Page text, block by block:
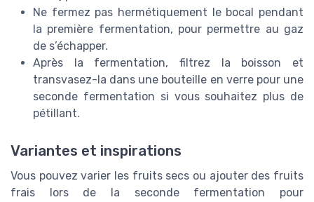
Ne fermez pas hermétiquement le bocal pendant
la première fermentation, pour permettre au gaz
de s’échapper.
Après la fermentation, filtrez la boisson et
transvasez-la dans une bouteille en verre pour une
seconde fermentation si vous souhaitez plus de
pétillant.
Variantes et inspirations
Vous pouvez varier les fruits secs ou ajouter des fruits
frais lors de la seconde fermentation pour